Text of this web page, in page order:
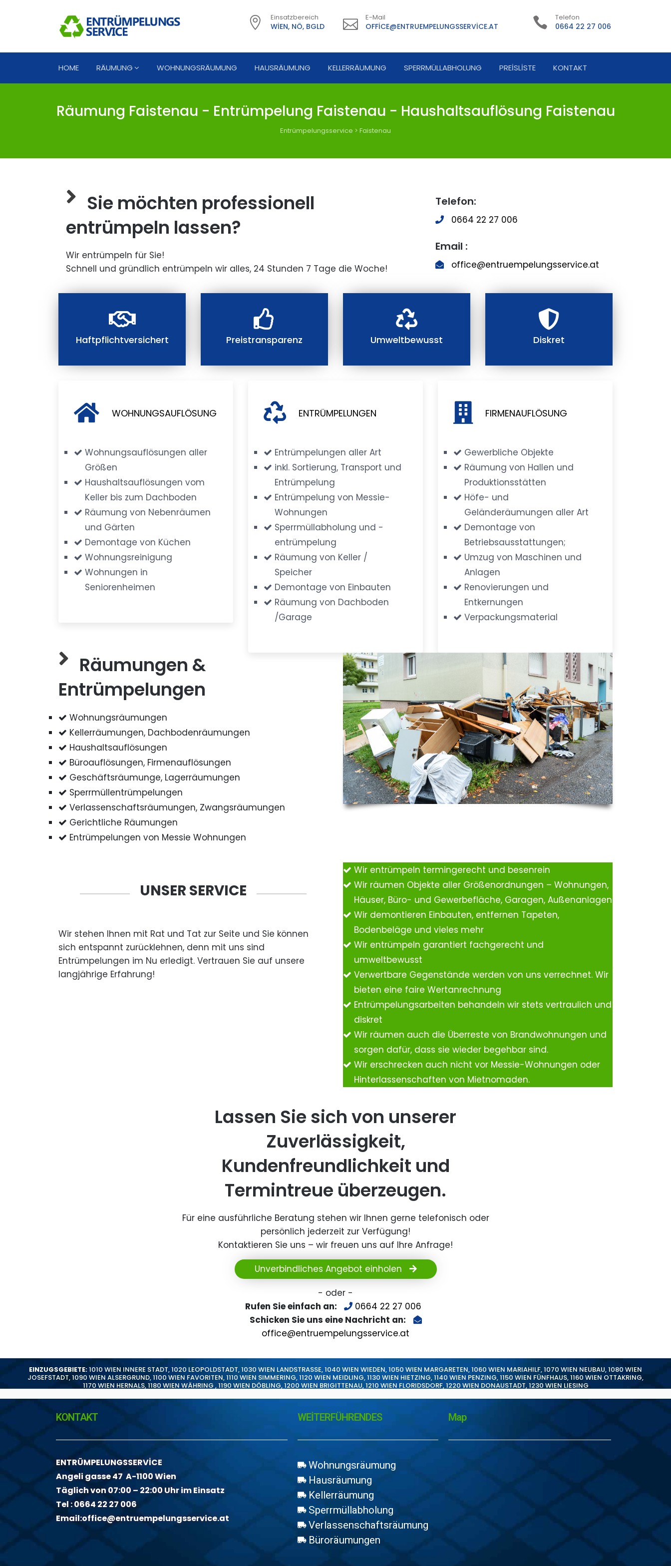
Einsatzbereich
WIEN, NÖ, BGLD
E-Mail
OFFICE@ENTRUEMPELUNGSSERVICE.AT
Telefon
0664 22 27 006
HOME RÄUMUNG WOHNUNGSRÄUMUNG HAUSRÄUMUNG KELLERRÄUMUNG SPERRMÜLLABHOLUNG PREISLISTE KONTAKT
Räumung Faistenau - Entrümpelung Faistenau - Haushaltsauflösung Faistenau
Entrümpelungsservice > Faistenau
Sie möchten professionell
entrümpeln lassen?
Wir entrümpeln für Sie!
Schnell und gründlich entrümpeln wir alles, 24 Stunden 7 Tage die Woche!
Telefon:
0664 22 27 006
Email :
office@entruempelungsservice.at
Haftpflichtversichert Preistransparenz Umweltbewusst Diskret
WOHNUNGSAUFLÖSUNG
Wohnungsauflösungen aller
Größen
Haushaltsauflösungen vom
Keller bis zum Dachboden
Räumung von Nebenräumen
und Gärten
Demontage von Küchen
Wohnungsreinigung
Wohnungen in
Seniorenheimen
ENTRÜMPELUNGEN
Entrümpelungen aller Art
inkl. Sortierung, Transport und
Entrümpelung
Entrümpelung von Messie-
Wohnungen
Sperrmüllabholung und -
entrümpelung
Räumung von Keller /
Speicher
Demontage von Einbauten
Räumung von Dachboden
/Garage
FIRMENAUFLÖSUNG
Gewerbliche Objekte
Räumung von Hallen und
Produktionsstätten
Höfe- und
Geländeräumungen aller Art
Demontage von
Betriebsausstattungen;
Umzug von Maschinen und
Anlagen
Renovierungen und
Entkernungen
Verpackungsmaterial
Räumungen &
Entrümpelungen
Wohnungsräumungen
Kellerräumungen, Dachbodenräumungen
Haushaltsauflösungen
Büroauflösungen, Firmenauflösungen
Geschäftsräumunge, Lagerräumungen
Sperrmüllentrümpelungen
Verlassenschaftsräumungen, Zwangsräumungen
Gerichtliche Räumungen
Entrümpelungen von Messie Wohnungen
UNSER SERVICE
Wir stehen Ihnen mit Rat und Tat zur Seite und Sie können
sich entspannt zurücklehnen, denn mit uns sind
Entrümpelungen im Nu erledigt. Vertrauen Sie auf unsere
langjährige Erfahrung!
Wir entrümpeln termingerecht und besenrein
Wir räumen Objekte aller Größenordnungen – Wohnungen,
Häuser, Büro- und Gewerbefläche, Garagen, Außenanlagen
Wir demontieren Einbauten, entfernen Tapeten,
Bodenbeläge und vieles mehr
Wir entrümpeln garantiert fachgerecht und
umweltbewusst
Verwertbare Gegenstände werden von uns verrechnet. Wir
bieten eine faire Wertanrechnung
Entrümpelungsarbeiten behandeln wir stets vertraulich und
diskret
Wir räumen auch die Überreste von Brandwohnungen und
sorgen dafür, dass sie wieder begehbar sind.
Wir erschrecken auch nicht vor Messie-Wohnungen oder
Hinterlassenschaften von Mietnomaden.
Lassen Sie sich von unserer
Zuverlässigkeit,
Kundenfreundlichkeit und
Termintreue überzeugen.
Für eine ausführliche Beratung stehen wir Ihnen gerne telefonisch oder
persönlich jederzeit zur Verfügung!
Kontaktieren Sie uns – wir freuen uns auf Ihre Anfrage!
Unverbindliches Angebot einholen
- oder -
Rufen Sie einfach an:
0664 22 27 006
Schicken Sie uns eine Nachricht an:
office@entruempelungsservice.at
EINZUGSGEBIETE:1010 WIEN INNERE STADT,1020 LEOPOLDSTADT,1030 WIEN LANDSTRASSE,1040 WIEN WIEDEN,1050 WIEN MARGARETEN,1060 WIEN MARIAHILF,1070 WIEN NEUBAU,1080 WIEN
JOSEFSTADT,1090 WIEN ALSERGRUND,1100 WIEN FAVORITEN,1110 WIEN SIMMERING,1120 WIEN MEIDLING,1130 WIEN HIETZING,1140 WIEN PENZING,1150 WIEN FÜNFHAUS,1160 WIEN OTTAKRING,
1170 WIEN HERNALS,1180 WIEN WÄHRING ,1190 WIEN DÖBLING,1200 WIEN BRIGITTENAU,1210 WIEN FLORIDSDORF,1220 WIEN DONAUSTADT,1230 WIEN LIESING
KONTAKT
ENTRÜMPELUNGSSERVİCE
Angeli gasse 47 A-1100 Wien
Täglich von 07:00 – 22:00 Uhr im Einsatz
Tel :0664 22 27 006
Email:office@entruempelungsservice.at
WEİTERFÜHRENDES
Wohnungsräumung
Hausräumung
Kellerräumung
Sperrmüllabholung
Verlassenschaftsräumung
Büroräumungen
Map